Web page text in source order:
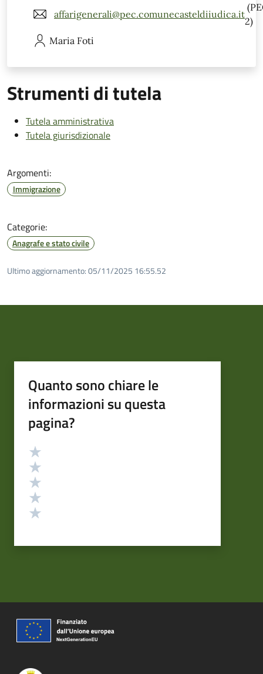
affarigenerali@pec.comunecasteldiiudica.it
2)
Maria Foti
Strumenti di tutela
Tutela amministrativa
Tutela giurisdizionale
Argomenti:
Immigrazione
Categorie:
Anagrafe e stato civile
Ultimo aggiornamento:05/11/2025 16:55.52
Quanto sono chiare le
informazioni su questa
pagina?
Valutazione